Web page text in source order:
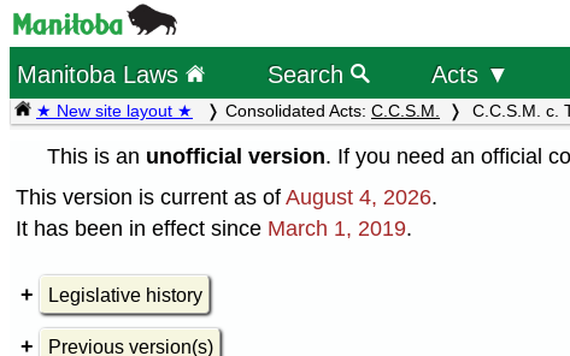
Manitoba Laws Search Acts ▼
★ New site layout ★ Consolidated Acts: C.C.S.M. C.C.S.M. c.
This is an unofficial version. If you need an official
This version is current as of August 4, 2026.
It has been in effect since March 1, 2019.
Legislative history
Previous version(s)